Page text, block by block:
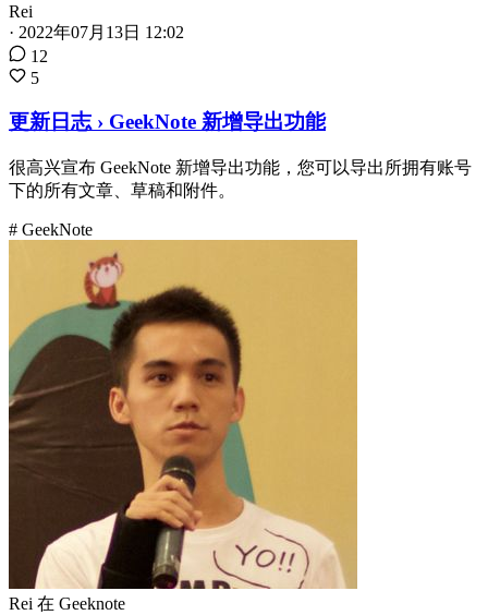
Rei
· 2022年07月13日 12:02
12
5
更新日志 › GeekNote 新增导出功能
很高兴宣布 GeekNote 新增导出功能，您可以导出所拥有账号
下的所有文章、草稿和附件。
# GeekNote
Rei 在 Geeknote